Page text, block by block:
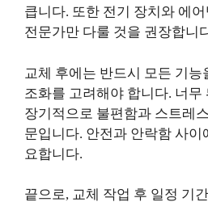
큽니다. 또한 전기 장치와 에
전문가만 다룰 것을 권장합니
교체 후에는 반드시 모든 기
조화를 고려해야 합니다. 너무
장기적으로 불편함과 스트레
문입니다. 안전과 안락함 사이
요합니다.
끝으로, 교체 작업 후 일정 기